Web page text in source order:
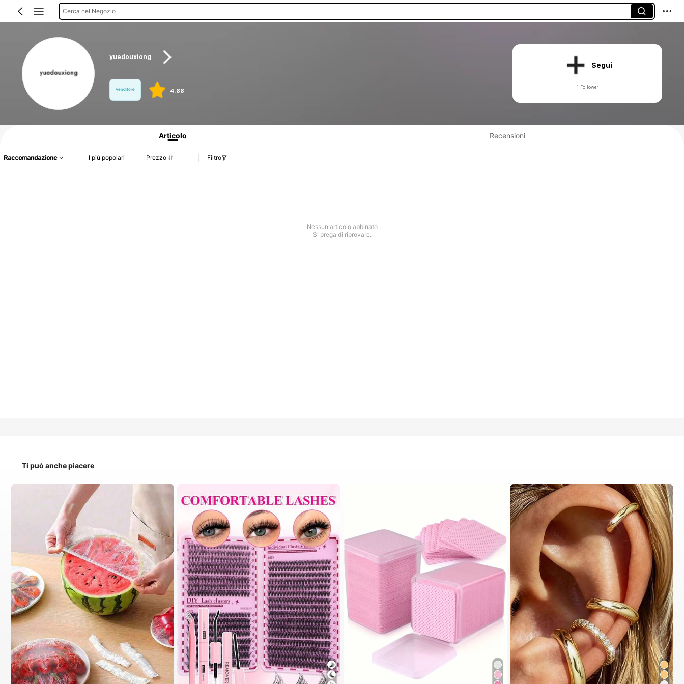
Cerca nel Negozio
yuedouxiong
Venditore 4.88
Segui
1 Follower
Informazioni sul prodotto: Comunicazione del prezzo, dettagli su vendite e disponibilità.
Articolo Recensioni
Raccomandazione I più popolari Prezzo Filtro
Nessun articolo abbinato
Si prega di riprovare.
Ti può anche piacere